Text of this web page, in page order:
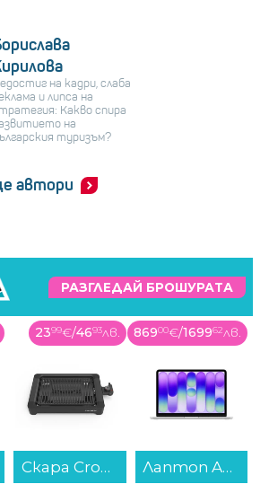
на кадри, слаба
и липса на
Какво спира
на
туризъм?
автори
РАЗГЛЕДАЙ БРОШУРАТА
2399€/4693лв.
Скара Crown CSG-10W3020...
86900€/169962лв.
Лаптоп Apple MacBook Neo 13" 512GB Silver mhfc4 , 13.00 , 512 , 8 , Apple A18 Pro 5 Core GPU , Apple A18 Pro 6 Core , Mac OS...